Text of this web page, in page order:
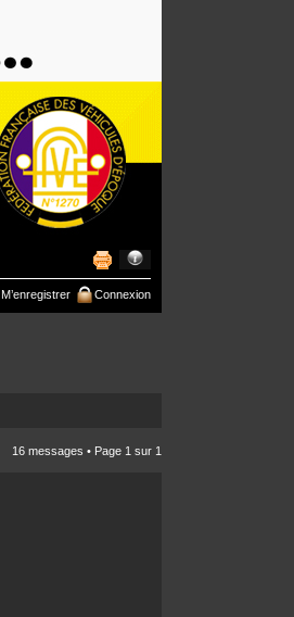
M’enregistrer Connexion
16 messages • Page 1 sur 1